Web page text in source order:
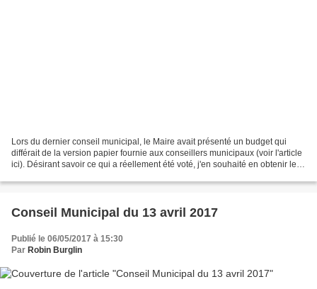
Lors du dernier conseil municipal, le Maire avait présenté un budget qui
différait de la version papier fournie aux conseillers municipaux (voir l'article
ici). Désirant savoir ce qui a réellement été voté, j'en souhaité en obtenir le
Conseil Municipal du 13 avril 2017
Publié le 06/05/2017 à 15:30
Par Robin Burglin